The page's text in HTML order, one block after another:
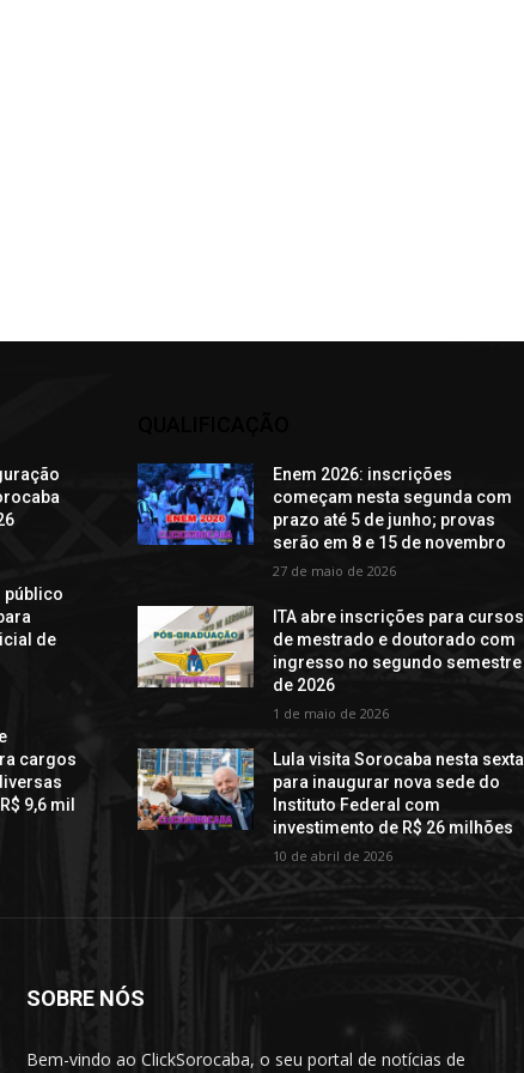
público
de
cargos
9,6 mil
Enem 2026: inscrições
começam nesta segunda com
prazo até 5 de junho; provas
serão em 8 e 15 de novembro
27 de maio de 2026
ITA abre inscrições para cursos
de mestrado e doutorado com
ingresso no segundo semestre
de 2026
1 de maio de 2026
Lula visita Sorocaba nesta sexta
para inaugurar nova sede do
Instituto Federal com
investimento de R$ 26 milhões
10 de abril de 2026
SOBRE NÓS
Bem-vindo ao ClickSorocaba, o seu portal de notícias de